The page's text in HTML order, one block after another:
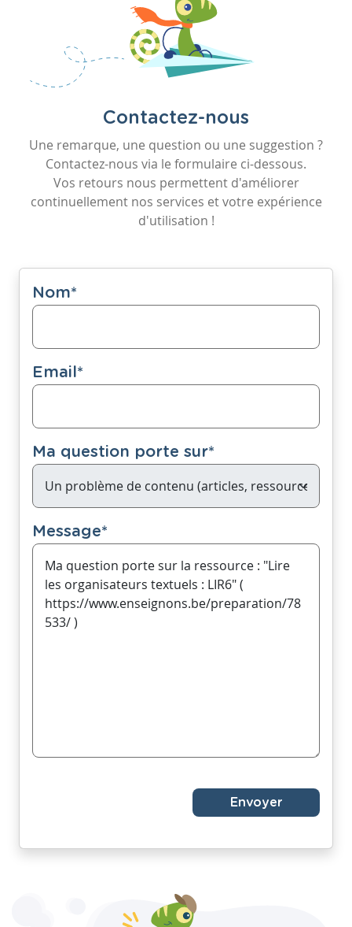
Contactez-nous
Une remarque, une question ou une suggestion ?
Contactez-nous via le formulaire ci-dessous.
Vos retours nous permettent d'améliorer
continuellement nos services et votre expérience
d'utilisation !
Nom*
Email*
Ma question porte sur*
Message*
Envoyer